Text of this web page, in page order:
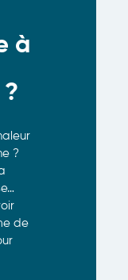
à
?
de